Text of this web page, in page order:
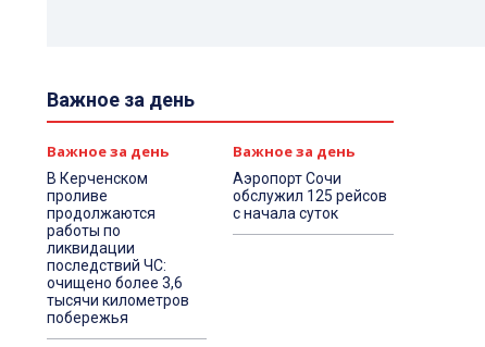
Важное за день
Важное за день
В Керченском
проливе
продолжаются
работы по
ликвидации
последствий ЧС:
очищено более 3,6
тысячи километров
побережья
Важное за день
Аэропорт Сочи
обслужил 125 рейсов
с начала суток